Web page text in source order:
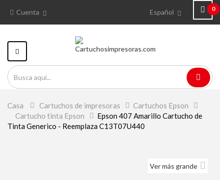
0
Español
Cuenta
Navegación
Toggle
Casa > Cartuchos de impresoras > Cartuchos Epson
Cartucho tinta Epson > Epson 407 Amarillo Cartucho de
Tinta Generico - Reemplaza C13T07U440
Ver más grande